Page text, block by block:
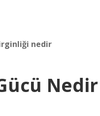
nedir
Nedir